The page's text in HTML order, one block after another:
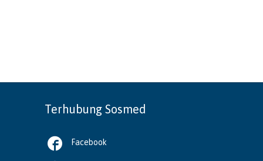
Terhubung Sosmed
 Facebook